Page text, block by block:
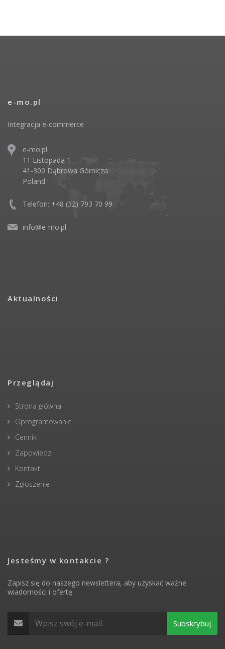
e-mo.pl
Integracja e-commerce
e-mo.pl
11 Listopada 1
41-300 Dąbrowa Górnicza
Poland
Telefon: +48 (32) 793 70 99
info@e-mo.pl
Aktualności
Przeglądaj
Strona główna
Oprogramowanie
Cennik
Zapowiedzi
Kontakt
Zgłoszenie
Jesteśmy w kontakcie ?
Zapisz się do naszego newslettera, aby uzyskać ważne
wiadomości i ofertę.
Subskrybuj